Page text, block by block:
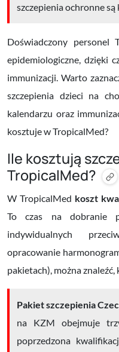
szczepienia ochronne są
Doświadczony personel
epidemiologiczne, dzięki
immunizacji. Warto
szczepienia dzieci na
kalendarzu oraz
kosztuje w TropicalMed?
Ile kosztują
TropicalMed?
W TropicalMed koszt
To czas na dobranie
indywidualnych
opracowanie
pakietach), można znaleźć,
Pakiet szczepienia
na KZM obejmuje
poprzedzona